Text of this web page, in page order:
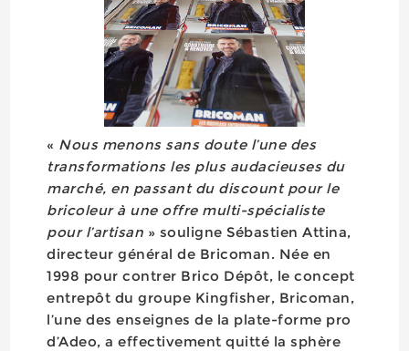
« Nous menons sans doute l’une des
transformations les plus audacieuses du
marché, en passant du discount pour le
bricoleur à une offre multi-spécialiste
pour l’artisan » souligne Sébastien Attina,
directeur général de Bricoman. Née en
1998 pour contrer Brico Dépôt, le concept
entrepôt du groupe Kingfisher, Bricoman,
l’une des enseignes de la plate-forme pro
d’Adeo, a effectivement quitté la sphère